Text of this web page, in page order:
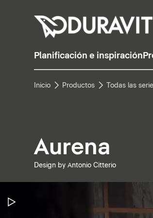
Planificación e inspiración
Inicio Productos Todas las
Aurena
Design by Antonio Citterio
Pausar vídeo